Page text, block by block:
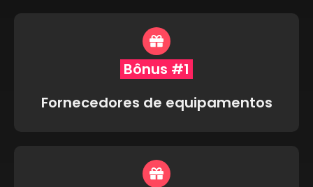
Bônus #1
Fornecedores de equipamentos